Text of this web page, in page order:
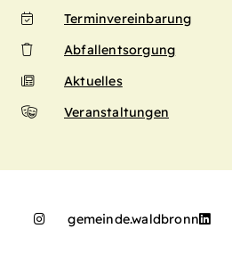
Terminvereinbarung
Abfallentsorgung
Aktuelles
Veranstaltungen
gemeinde.waldbronn